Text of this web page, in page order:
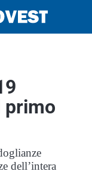
primo
dell’intera